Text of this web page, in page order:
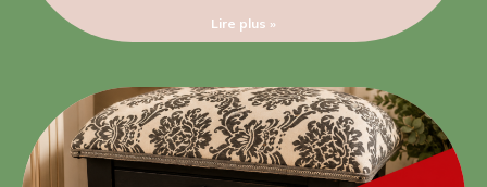
Lire plus »